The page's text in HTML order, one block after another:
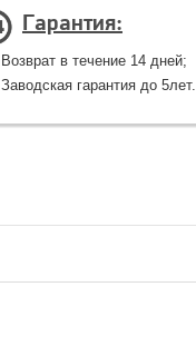
Гарантия:
Возврат в течение 14 дней;
Заводская гарантия до 5лет.